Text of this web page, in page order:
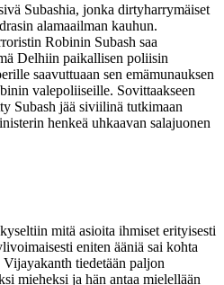
Subashia, jonka dirtyharrymäiset
alamaailman kauhun.
Robinin Subash saa
Delhiin paikallisen poliisin
saavuttuaan sen emämunauksen
valepoliiseille. Sovittaakseen
Subash jää siviilinä tutkimaan
henkeä uhkaavan salajuonen
mitä asioita ihmiset erityisesti
eniten ääniä sai kohta
tiedetään paljon
mieheksi ja hän antaa mielellään